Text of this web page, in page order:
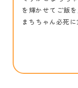
を輝かせてご飯
まちちゃん必死